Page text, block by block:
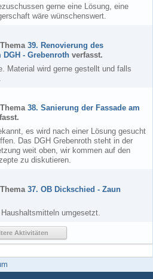
gerne eine Lösung, eine
wäre wünschenswert.
39. Renovierung des
- Grebenroth verfasst.
Material wird gerne gestellt und falls
38. Sanierung der Fassade am
es wird nach einer Lösung gesucht
Das DGH Grebenroth steht in der
weit oben, wir kommen auf den
zu diskutieren.
37. OB Dickschied - Zaun
umgesetzt.
Aktivitäten